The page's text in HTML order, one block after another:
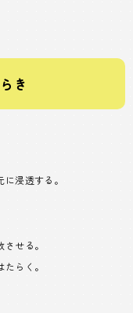
き
浸透する。
せる。
らく。